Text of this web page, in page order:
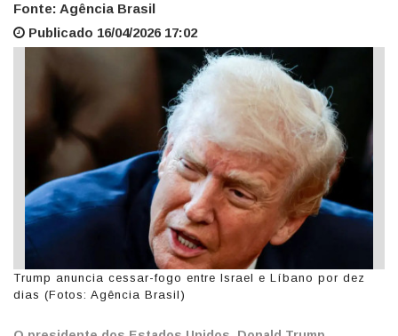
Fonte: Agência Brasil
Publicado 16/04/2026 17:02
Trump anuncia cessar-fogo entre Israel e Líbano por dez
dias (Fotos: Agência Brasil)